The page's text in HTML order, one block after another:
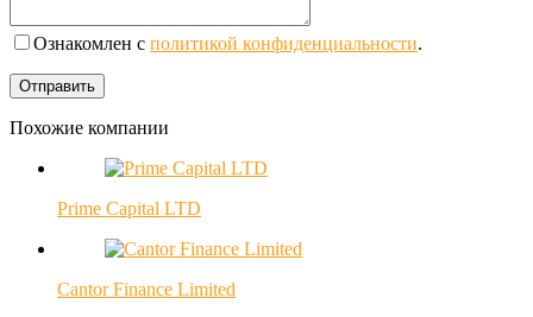
Ознакомлен с политикой конфиденциальности.
Похожие компании
Prime Capital LTD
Cantor Finance Limited